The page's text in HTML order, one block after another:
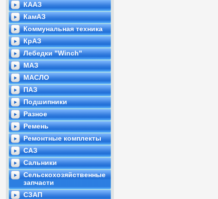
КААЗ
КамАЗ
Коммунальная техника
КрАЗ
Лебедки "Winch"
МАЗ
МАСЛО
ПАЗ
Подшипники
Разное
Ремень
Ремонтные комплекты
САЗ
Сальники
Сельскохозяйственные
запчасти
СЗАП